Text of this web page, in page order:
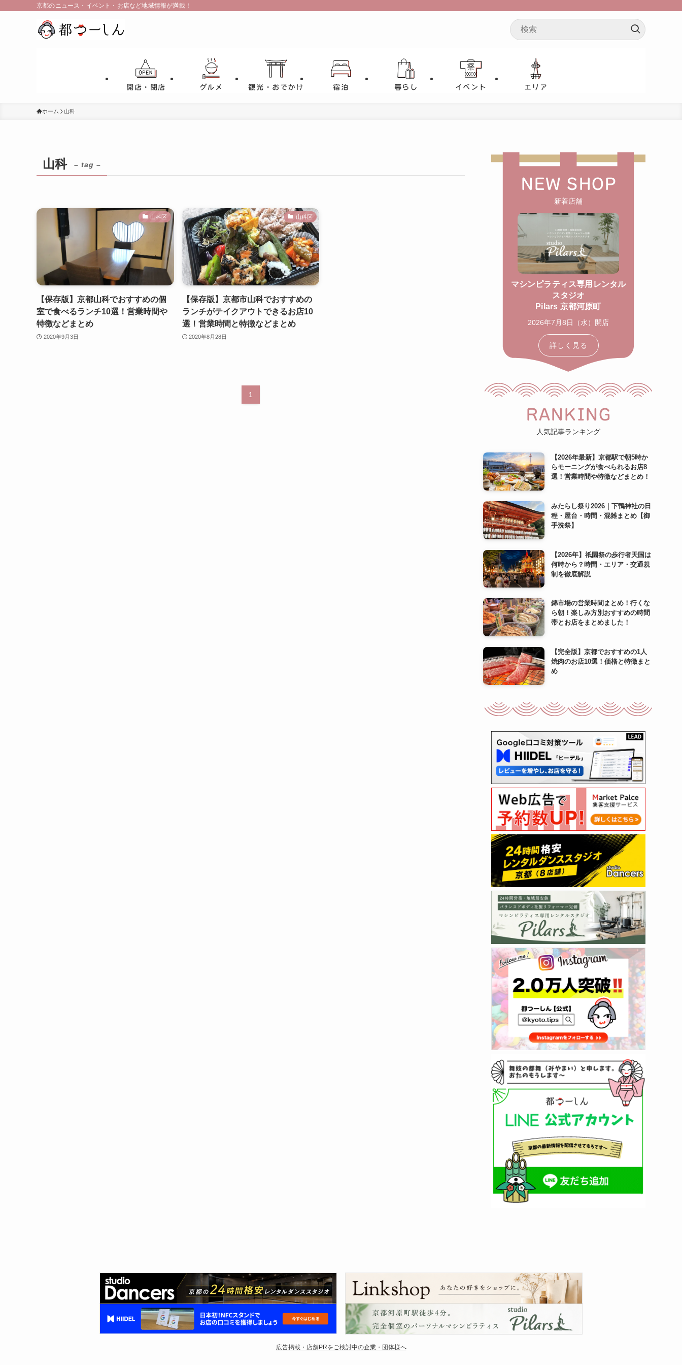
京都のニュース・イベント・お店など地域情報が満載！
開店・閉店 グルメ 観光・おでかけ 宿泊 暮らし イベント エリア
ホーム 山科
山科 – tag –
山科区
【保存版】京都山科でおすすめの個
室で食べるランチ10選！営業時間や
特徴などまとめ
2020年9月3日
山科区
【保存版】京都市山科でおすすめの
ランチがテイクアウトできるお店10
選！営業時間と特徴などまとめ
2020年8月28日
1
NEW SHOP
新着店舗
マシンピラティス専用レンタル
スタジオ
Pilars 京都河原町
2026年7月8日（水）開店
詳しく見る
RANKING
人気記事ランキング
【2026年最新】京都駅で朝5時か
らモーニングが食べられるお店8
選！営業時間や特徴などまとめ！
みたらし祭り2026｜下鴨神社の日
程・屋台・時間・混雑まとめ【御
手洗祭】
【2026年】祇園祭の歩行者天国は
何時から？時間・エリア・交通規
制を徹底解説
錦市場の営業時間まとめ！行くな
ら朝！楽しみ方別おすすめの時間
帯とお店をまとめました！
【完全版】京都でおすすめの1人
焼肉のお店10選！価格と特徴まと
め
広告掲載・店舗PRをご検討中の企業・団体様へ